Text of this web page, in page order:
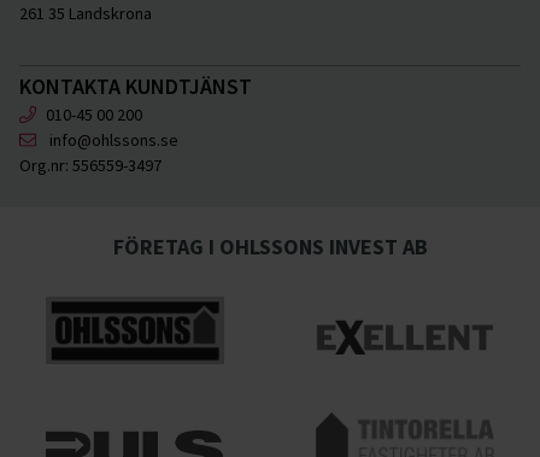
261 35 Landskrona
KONTAKTA KUNDTJÄNST
010-45 00 200
info@ohlssons.se
Org.nr: 556559-3497
FÖRETAG I OHLSSONS INVEST AB